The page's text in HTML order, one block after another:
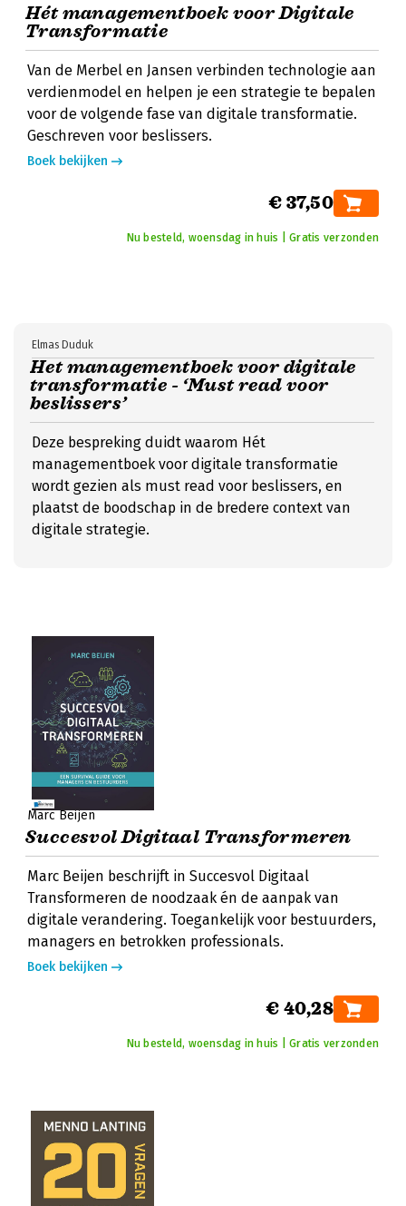
Hét managementboek voor Digitale
Transformatie
Van de Merbel en Jansen verbinden technologie aan
verdienmodel en helpen je een strategie te bepalen
voor de volgende fase van digitale transformatie.
Geschreven voor beslissers.
Boek bekijken
€ 37,50
Nu besteld, woensdag in huis | Gratis verzonden
Het managementboek voor digitale
transformatie - ‘Must read voor
beslissers’
Elmas Duduk
Deze bespreking duidt waarom Hét
managementboek voor digitale transformatie
wordt gezien als must read voor beslissers, en
plaatst de boodschap in de bredere context van
digitale strategie.
Marc Beijen
Succesvol Digitaal Transformeren
Marc Beijen beschrijft in Succesvol Digitaal
Transformeren de noodzaak én de aanpak van
digitale verandering. Toegankelijk voor bestuurders,
managers en betrokken professionals.
Boek bekijken
€ 40,28
Nu besteld, woensdag in huis | Gratis verzonden